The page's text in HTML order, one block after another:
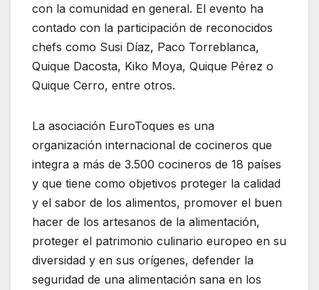
con la comunidad en general. El evento ha
contado con la participación de reconocidos
chefs como Susi Díaz, Paco Torreblanca,
Quique Dacosta, Kiko Moya, Quique Pérez o
Quique Cerro, entre otros.
La asociación EuroToques es una
organización internacional de cocineros que
integra a más de 3.500 cocineros de 18 países
y que tiene como objetivos proteger la calidad
y el sabor de los alimentos, promover el buen
hacer de los artesanos de la alimentación,
proteger el patrimonio culinario europeo en su
diversidad y en sus orígenes, defender la
seguridad de una alimentación sana en los